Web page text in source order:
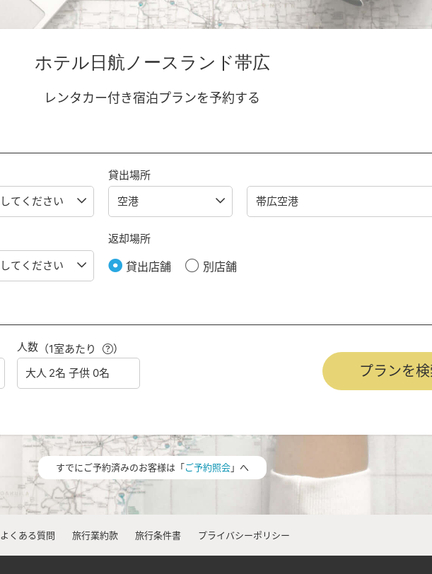
ホテル日航ノースランド帯広
レンタカー付き宿泊プランを予約する
貸出場所
返却場所
貸出店舗 別店舗
人数（1室あたり ）
すでにご予約済みのお客様は「ご予約照会」へ
よくある質問 旅行業約款 旅行条件書 プライバシーポリシー